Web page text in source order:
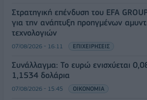
Στρατηγική επένδυση του EFA
για την ανάπτυξη προηγμένων
τεχνολογιών
07/08/2026 - 16:11 ΕΠΙΧΕΙΡΗΣΕΙΣ
Συνάλλαγμα: Το ευρώ ενισχύεται
1,1534 δολάρια
07/08/2026 - 15:45 ΟΙΚΟΝΟΜΙΑ